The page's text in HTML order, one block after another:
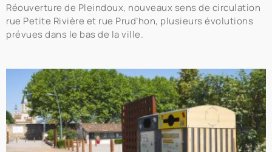
Réouverture de Pleindoux, nouveaux sens de circulation
rue Petite Rivière et rue Prud’hon, plusieurs évolutions
prévues dans le bas de la ville.